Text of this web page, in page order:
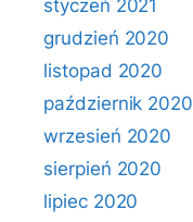
styczeń 2021
grudzień 2020
listopad 2020
październik 2020
wrzesień 2020
sierpień 2020
lipiec 2020